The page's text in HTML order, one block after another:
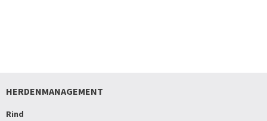
HERDENMANAGEMENT
Rind